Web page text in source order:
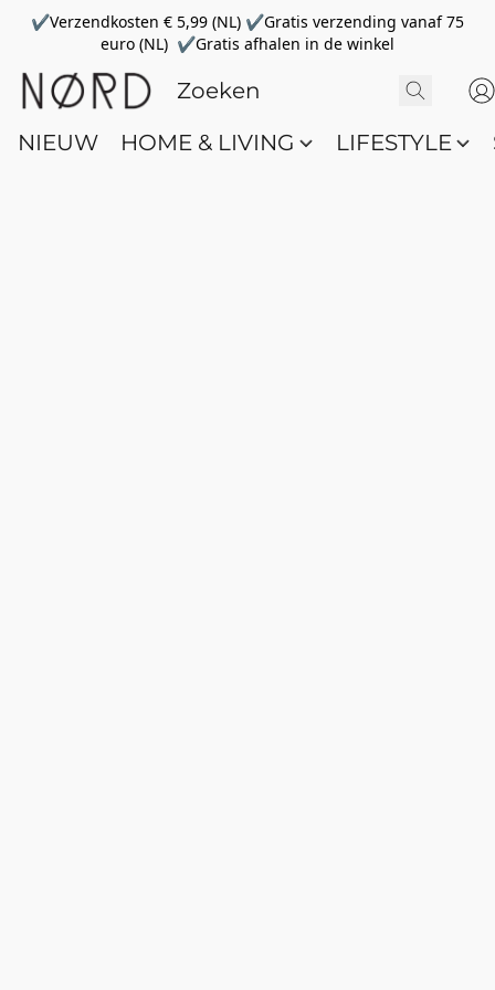
✔Verzendkosten € 5,99 (NL) ✔Gratis verzending vanaf 75
euro (NL) ✔Gratis afhalen in de winkel
NIEUW HOME & LIVING LIFESTYLE